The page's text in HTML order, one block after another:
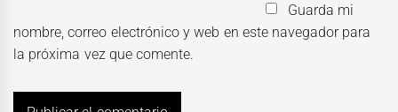
Guarda mi
nombre, correo electrónico y web en este navegador para
la próxima vez que comente.